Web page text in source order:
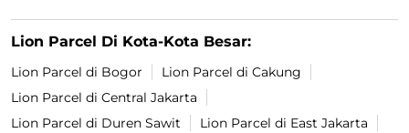
Lion Parcel Di Kota-Kota Besar:
Lion Parcel di Bogor
Lion Parcel di Cakung
Lion Parcel di Central Jakarta
Lion Parcel di Duren Sawit
Lion Parcel di East Jakarta